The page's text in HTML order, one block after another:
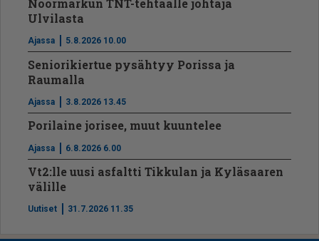
Noormarkun TNT-tehtaalle johtaja
Ulvilasta
Ajassa 5.8.2026 10.00
Seniorikiertue pysähtyy Porissa ja
Raumalla
Ajassa 3.8.2026 13.45
Porilaine jorisee, muut kuuntelee
Ajassa 6.8.2026 6.00
Vt2:lle uusi asfaltti Tikkulan ja Kyläsaaren
välille
Uutiset 31.7.2026 11.35